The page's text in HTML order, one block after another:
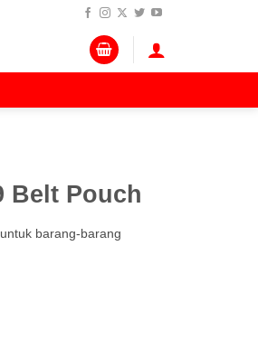
Belt Pouch
barang-barang